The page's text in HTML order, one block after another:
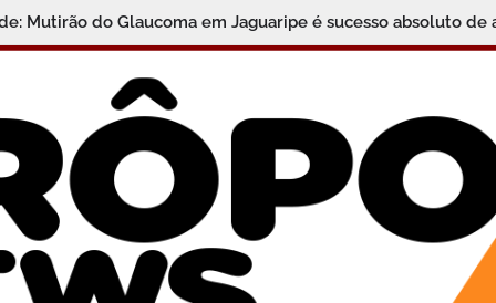
Qualidade e Descontos Especiais no Centro de Santo
Mutirão do Glaucoma em Jaguaripe é sucesso absoluto